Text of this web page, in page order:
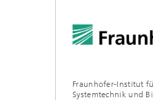
Fraunhofer-Institut
Systemtechnik und